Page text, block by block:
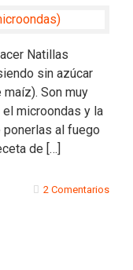
Natillas
sin azúcar
Son muy
microondas y la
ponerlas al fuego
de […]
2 Comentarios